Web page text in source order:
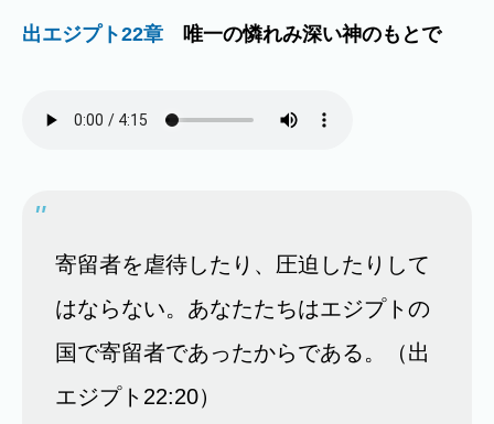
出エジプト22章 唯一の憐れみ深い神のもとで
寄留者を虐待したり、圧迫したりして
はならない。あなたたちはエジプトの
国で寄留者であったからである。（出
エジプト22:20）